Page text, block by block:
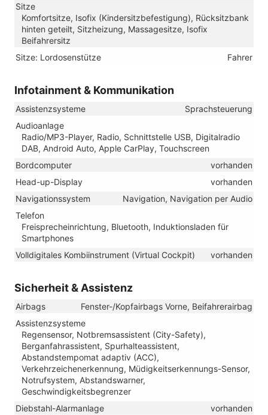
Sitze
Komfortsitze, Isofix (Kindersitzbefestigung), Rücksitzbank
hinten geteilt, Sitzheizung, Massagesitze, Isofix
Beifahrersitz
Sitze: Lordosenstütze
Fahrer
Infotainment & Kommunikation
Assistenzsysteme
Sprachsteuerung
Audioanlage
Radio/MP3-Player, Radio, Schnittstelle USB, Digitalradio
DAB, Android Auto, Apple CarPlay, Touchscreen
Bordcomputer
vorhanden
Head-up-Display
vorhanden
Navigationssystem
Navigation, Navigation per Audio
Telefon
Freisprecheinrichtung, Bluetooth, Induktionsladen für
Smartphones
Volldigitales Kombiinstrument (Virtual Cockpit)
vorhanden
Sicherheit & Assistenz
Airbags
Fenster-/Kopfairbags Vorne, Beifahrerairbag
Assistenzsysteme
Regensensor, Notbremsassistent (City-Safety),
Berganfahrassistent, Spurhalteassistent,
Abstandstempomat adaptiv (ACC),
Verkehrzeichenerkennung, Müdigkeitserkennungs-Sensor,
Notrufsystem, Abstandswarner,
Geschwindigkeitsbegrenzer
Diebstahl-Alarmanlage
vorhanden